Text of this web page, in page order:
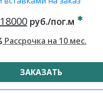
18000руб./пог.м
Рассрочка на 10 мес.
ЗАКАЗАТЬ